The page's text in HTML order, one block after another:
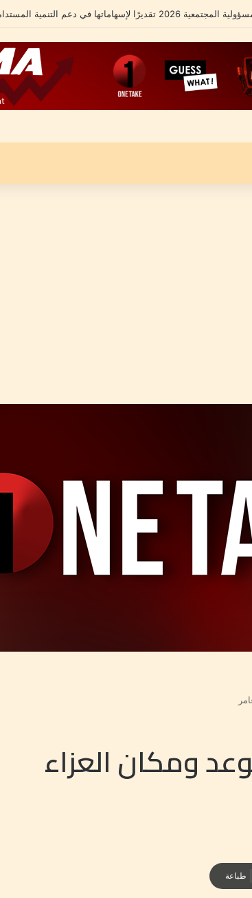
الأخيرة ومحاميه يؤكد: “موكلي مجني عليه وليس متهماً”
ومكان العزاء
طباعة